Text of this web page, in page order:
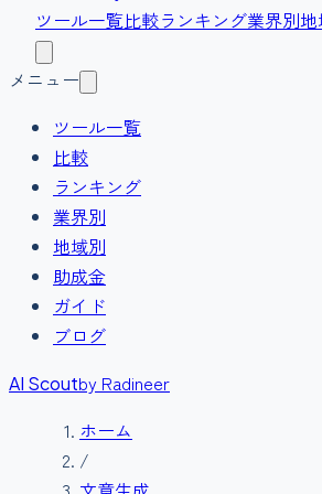
ツール一覧比較ランキング業界別地
メニュー
ツール一覧
比較
ランキング
業界別
地域別
助成金
ガイド
ブログ
AI Scoutby Radineer
ホーム
/